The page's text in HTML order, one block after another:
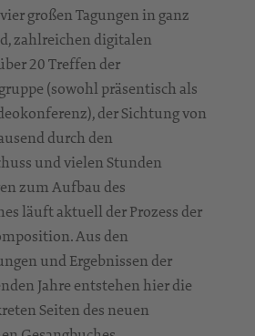
großen Tagungen in ganz
zahlreichen digitalen
20 Treffen der
(sowohl präsentisch als
der Sichtung von
durch den
und vielen Stunden
zum Aufbau des
läuft aktuell der Prozess der
Aus den
und Ergebnissen der
Jahre entstehen hier die
Seiten des neuen